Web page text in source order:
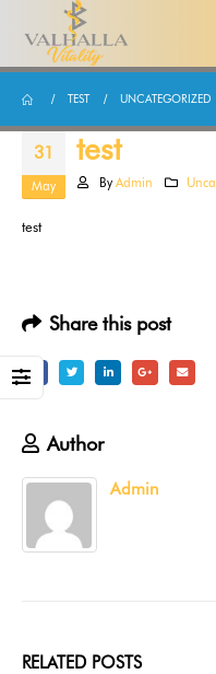
TEST UNCATEGORIZED
31
May
test
By Admin
test
Share this post
Author
Admin
RELATED POSTS